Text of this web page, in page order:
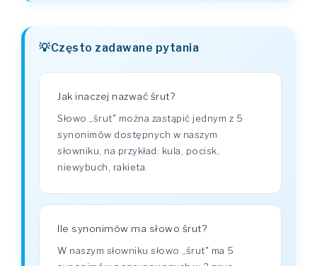
Często zadawane pytania
Jak inaczej nazwać śrut?
Słowo „śrut" można zastąpić jednym z 5
synonimów dostępnych w naszym
słowniku, na przykład: kula, pocisk,
niewybuch, rakieta.
Ile synonimów ma słowo śrut?
W naszym słowniku słowo „śrut" ma 5